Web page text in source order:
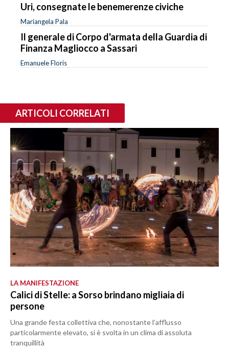
Uri, consegnate le benemerenze civiche
Mariangela Pala
Il generale di Corpo d'armata della Guardia di
Finanza Magliocco a Sassari
Emanuele Floris
ARTICOLI CORRELATI
LA MANIFESTAZIONE
Calici di Stelle: a Sorso brindano migliaia di
persone
Una grande festa collettiva che, nonostante l’afflusso
particolarmente elevato, si è svolta in un clima di assoluta
tranquillità